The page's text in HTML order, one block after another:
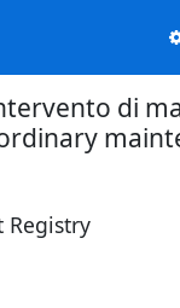
di
Registry